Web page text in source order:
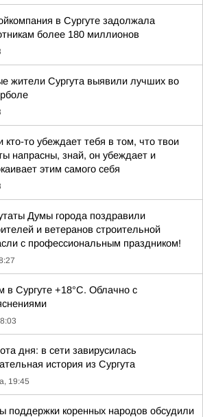
в Сургуте задолжала
более 180 миллионов
жители Сургута выявили лучших во
кто-то убеждает тебя в том, что твои
напрасны, знай, он убеждает и
этим самого себя
Думы города поздравили
и ветеранов строительной
с профессиональным праздником!
в Сургуте +18°С. Облачно с
дня: в сети завирусилась
история из Сургута
19:45
поддержки коренных народов обсудили